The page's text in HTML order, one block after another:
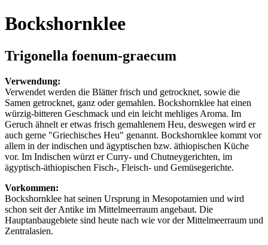
Bockshornklee
Trigonella foenum-graecum
Verwendung:
Verwendet werden die Blätter frisch und getrocknet, sowie die
Samen getrocknet, ganz oder gemahlen. Bockshornklee hat einen
würzig-bitteren Geschmack und ein leicht mehliges Aroma. Im
Geruch ähnelt er etwas frisch gemahlenem Heu, deswegen wird er
auch gerne "Griechisches Heu" genannt. Bockshornklee kommt vor
allem in der indischen und ägyptischen bzw. äthiopischen Küche
vor. Im Indischen würzt er Curry- und Chutneygerichten, im
ägyptisch-äthiopischen Fisch-, Fleisch- und Gemüsegerichte.
Vorkommen:
Bockshornklee hat seinen Ursprung in Mesopotamien und wird
schon seit der Antike im Mittelmeerraum angebaut. Die
Hauptanbaugebiete sind heute nach wie vor der Mittelmeerraum und
Zentralasien.